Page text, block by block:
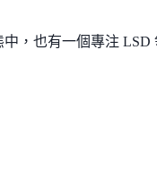
中，也有一個專注 LSD